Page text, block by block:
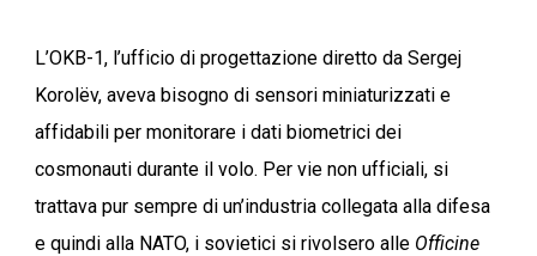
L’OKB-1, l’ufficio di progettazione diretto da Sergej
Korolëv, aveva bisogno di sensori miniaturizzati e
affidabili per monitorare i dati biometrici dei
cosmonauti durante il volo. Per vie non ufficiali, si
trattava pur sempre di un’industria collegata alla difesa
e quindi alla NATO, i sovietici si rivolsero alle Officine